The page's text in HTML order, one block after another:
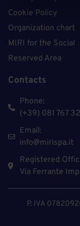
Cookie Policy
Organization chart
MIRI for the Social
Reserved Area
Contacts
Phone:
(+39) 081 767
Email:
info@mirispa.it
Registered
Via Ferrante
P. IVA